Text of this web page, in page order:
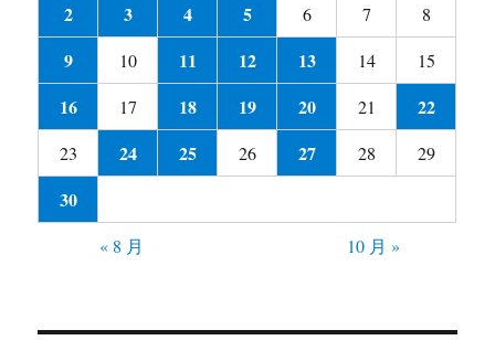
2 3 4 5 6 7 8
9 10 11 12 13 14 15
16 17 18 19 20 21 22
23 24 25 26 27 28 29
30
« 8 月 10 月 »